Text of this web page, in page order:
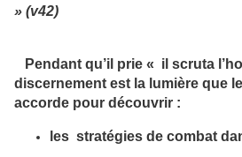
» (v42)
Pendant qu’il prie « il scruta
discernement est la lumière que
accorde pour découvrir :
les stratégies de combat